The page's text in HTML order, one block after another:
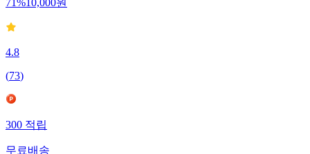
71%10,000원
4.8
(73)
300적립